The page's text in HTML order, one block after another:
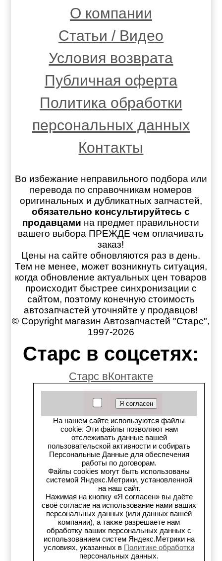
О компании
Статьи / Видео
Условия возврата
Публичная оферта
Политика обработки
персональных данных
Контакты
Во избежание неправильного подбора или
перевода по справочникам номеров
оригинальных и дубликатных запчастей,
обязательно консультируйтесь с
продавцами на предмет правильности
вашего выбора ПРЕЖДЕ чем оплачивать
заказ!
Цены на сайте обновляются раз в день.
Тем не менее, может возникнуть ситуация,
когда обновление актуальных цен товаров
происходит быстрее синхронизации с
сайтом, поэтому конечную стоимость
автозапчастей уточняйте у продавцов!
© Copyright магазин Автозапчастей "Старс",
1997-2026
Старс в соцсетях:
Старс вКонтакте
Старс в YouTube
Телеграм-канал
Старс на Drom.ru
Старс в auto.ru
Старс в картах Яндекс
Старс в картах 2ГИС
Старс на Avito.ru
Старс на Drive2
На нашем сайте используются файлы
cookie. Эти файлы позволяют нам
отслеживать данные вашей
пользовательской активности и собирать
Персональные Данные для обеспечения
работы по договорам.
Файлы cookies могут быть использованы
системой Яндекс.Метрики, установленной
на наш сайт.
Нажимая на кнопку «Я согласен» вы даёте
своё согласие на использование нами ваших
персональных данных (или данных вашей
компании), а также разрешаете нам
обработку ваших персональных данных с
использованием систем Яндекс.Метрики на
условиях, указанных в Политике обработки
персональных данных.